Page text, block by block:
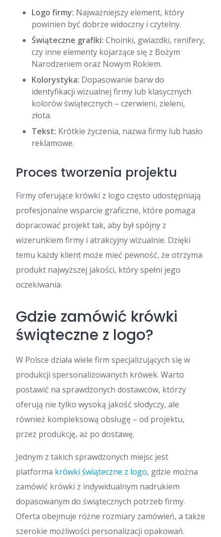
Logo firmy: Najważniejszy element, który
powinien być dobrze widoczny i czytelny.
Świąteczne grafiki: Choinki, gwiazdki, renifery,
czy inne elementy kojarzące się z Bożym
Narodzeniem oraz Nowym Rokiem.
Kolorystyka: Dopasowanie barw do
identyfikacji wizualnej firmy lub klasycznych
kolorów świątecznych – czerwieni, zieleni,
złota.
Tekst: Krótkie życzenia, nazwa firmy lub hasło
reklamowe.
Proces tworzenia projektu
Firmy oferujące krówki z logo często udostępniają
profesjonalne wsparcie graficzne, które pomaga
dopracować projekt tak, aby był spójny z
wizerunkiem firmy i atrakcyjny wizualnie. Dzięki
temu każdy klient może mieć pewność, że otrzyma
produkt najwyższej jakości, który spełni jego
oczekiwania.
Gdzie zamówić krówki
świąteczne z logo?
W Polsce działa wiele firm specjalizujących się w
produkcji spersonalizowanych krówek. Warto
postawić na sprawdzonych dostawców, którzy
oferują nie tylko wysoką jakość słodyczy, ale
również kompleksową obsługę – od projektu,
przez produkcję, aż po dostawę.
Jednym z takich sprawdzonych miejsc jest
platforma krówki świąteczne z logo, gdzie można
zamówić krówki z indywidualnym nadrukiem
dopasowanym do świątecznych potrzeb firmy.
Oferta obejmuje różne rozmiary zamówień, a także
szerokie możliwości personalizacji opakowań.